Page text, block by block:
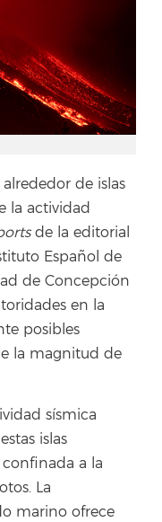
de islas
la actividad
de la editorial
Español de
de Concepción
en la
posibles
la magnitud de
sísmica
islas
a la
La
marino ofrece